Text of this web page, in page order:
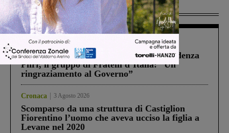
Più lette
Figline Incisa Valdarno 1 Agosto 2026
Piscina di Figline finanziata oltre la scadenza
Pnrr, il gruppo di Fratelli d’Italia: “Un
ringraziamento al Governo”
Cronaca 3 Agosto 2026
Scomparso da una struttura di Castiglion
Fiorentino l’uomo che aveva ucciso la figlia a
Levane nel 2020